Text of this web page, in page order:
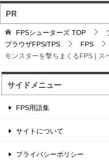
バトロワFPS
輸送機からパ
FPS。
2つのチーム
PR
FPSシューターズ TOP
ブラウザFPS/TPS
FPS
モンスターを撃ちまくるFPS | ス
サイドメニュー
FPS用語集
サイトについて
プライバシーポリシー